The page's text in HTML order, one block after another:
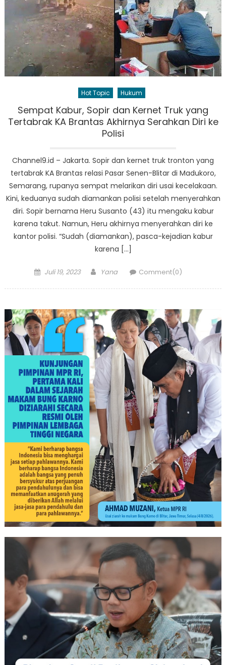
Hot Topic Hukum
Sempat Kabur, Sopir dan Kernet Truk yang
Tertabrak KA Brantas Akhirnya Serahkan Diri ke
Polisi
Channel9.id – Jakarta. Sopir dan kernet truk tronton yang
tertabrak KA Brantas relasi Pasar Senen-Blitar di Madukoro,
Semarang, rupanya sempat melarikan diri usai kecelakaan.
Kini, keduanya sudah diamankan polisi setelah menyerahkan
diri. Sopir bernama Heru Susanto (43) itu mengaku kabur
karena takut. Namun, Heru akhirnya menyerahkan diri ke
kantor polisi. “Sudah (diamankan), pasca-kejadian kabur
karena […]
Posted
Juli 19, 2023 Author
Yana Comment(0)